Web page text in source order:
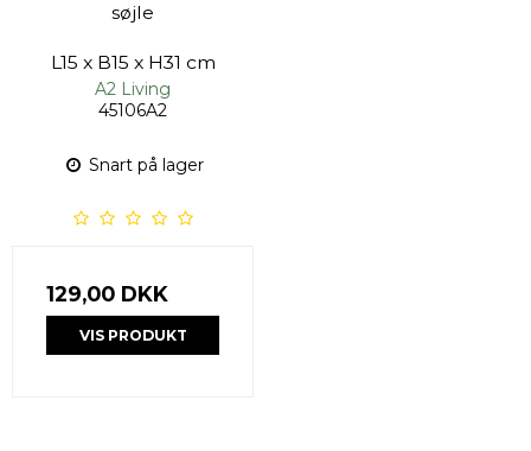
søjle
L15 x B15 x H31 cm
A2 Living
45106A2
Snart på lager
129,00 DKK
VIS PRODUKT